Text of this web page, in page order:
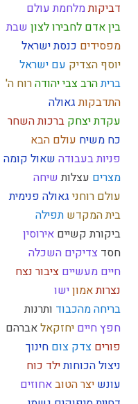
דביקותמלחמת עולם
בין אדם לחבירולצון שבת
מפסידים כנסת ישראל
יוסף הצדיק עם ישראל
בריתהרב צבי יהודהרוח ה'
התדבקותגאולה
עקדת יצחק ברכות השחר
כח משיח עולם הבא
פניות בעבודה שאול קומה
מצרים עצלות שיחה
עולם רוחני גאולה פנימית
בית המקדש תפילה
ביקורתקשיים אירוסין
חסד צדיקים השכלה
חיים מעשיים ציבור נצח
נצרותאמוןישו
בריחה מהכבוד ותרנות
חפץ חיים יחזקאלאברהם
פורים צדק צום חינוך
ניצול הכוחותילד כוח
עונש יצר הטובאחוזים